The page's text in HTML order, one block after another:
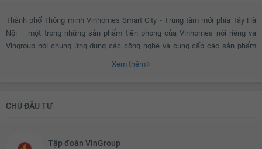
Thành phố Thông minh Vinhomes Smart City - Trung tâm mới phía Tây Hà
Nội – một trong những sản phẩm tiên phong của Vinhomes nói riêng và
Vingroup nói chung ứng dụng các công nghệ và cung cấp các sản phẩm
Vinhomes Smart City ở đâu?
Xem thêm
CHỦ ĐẦU TƯ
Tập đoàn VinGroup